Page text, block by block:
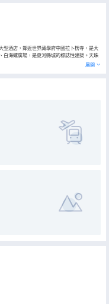
型酒店，鄰近世界藏學府中國拉卜楞寺，是大
白海螺廣場，是夏河縣城的標誌性建築。天珠
商務會議、休閒旅遊度假的好去處。住在酒
誦經聲朗朗，吉祥經 幡隨風飄動為您祈福。
味、宗教藝術都巧妙的體現在設計中，形神
46 間。酒店一樓大廳右側設為水吧，格調高
團、會議型自助餐。酒店二樓為人文茶樓，
處。三樓設有風格迥異的餐廳包間18個，設有
宴會大廳可容納720人同時用餐。酒店經營
口感獨特，可以滿足賓客的不同需求。
展開